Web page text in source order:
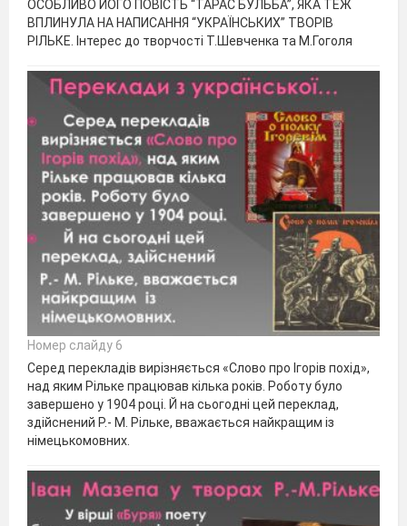
ОСОБЛИВО ЙОГО ПОВІСТЬ “ТАРАС БУЛЬБА”, ЯКА ТЕЖ
ВПЛИНУЛА НА НАПИСАННЯ “УКРАЇНСЬКИХ” ТВОРІВ
РІЛЬКЕ. Інтерес до творчості Т.Шевченка та М.Гоголя
Номер слайду 6
Серед перекладів вирізняється «Слово про Ігорів похід»,
над яким Рільке працював кілька років. Роботу було
завершено у 1904 році. Й на сьогодні цей переклад,
здійснений Р.- М. Рільке, вважається найкращим із
німецькомовних.